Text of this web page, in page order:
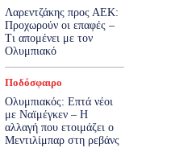
Λαρεντζάκης προς ΑΕΚ:
Προχωρούν οι επαφές –
Τι απομένει με τον
Ολυμπιακό
Ποδόσφαιρο
Ολυμπιακός: Επτά νέοι
με Ναϊμέγκεν – Η
αλλαγή που ετοιμάζει ο
Μεντιλίμπαρ στη ρεβάνς